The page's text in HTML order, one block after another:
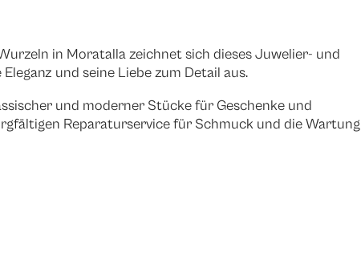
in Moratalla zeichnet sich dieses Juwelier- und
und seine Liebe zum Detail aus.
und moderner Stücke für Geschenke und
Reparaturservice für Schmuck und die Wartung